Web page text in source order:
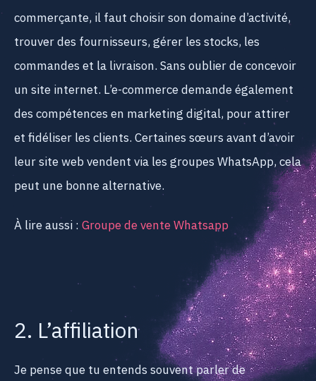
commerçante, il faut choisir son domaine d’activité,
trouver des fournisseurs, gérer les stocks, les
commandes et la livraison. Sans oublier de concevoir
un site internet. L’e-commerce demande également
des compétences en marketing digital, pour attirer
et fidéliser les clients. Certaines sœurs avant d’avoir
leur site web vendent via les groupes WhatsApp, cela
peut une bonne alternative.
À lire aussi : Groupe de vente Whatsapp
2. L’affiliation
Je pense que tu entends souvent parler de